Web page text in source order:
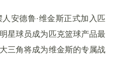
人安德鲁·维金斯正式加入匹
星球员成为匹克篮球产品最
三角将成为维金斯的专属战